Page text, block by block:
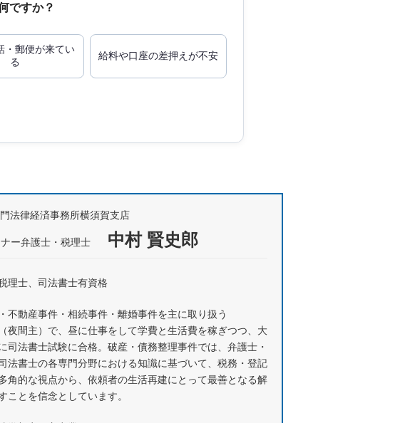
ですか？
・郵便が来てい
る
給料や口座の差押えが不安
法律経済事務所横須賀支店
ー弁護士・税理士 中村 賢史郎
理士、司法書士有資格
不動産事件・相続事件・離婚事件を主に取り扱う
夜間主）で、昼に仕事をして学費と生活費を稼ぎつつ、大
司法書士試験に合格。破産・債務整理事件では、弁護士・
法書士の各専門分野における知識に基づいて、税務・登記
角的な視点から、依頼者の生活再建にとって最善となる解
ことを信念としています。